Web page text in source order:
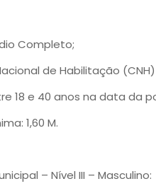
Completo;
de Habilitação
18 e 40 anos na data da
1,60 M.
– Nível III – Masculino: